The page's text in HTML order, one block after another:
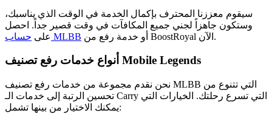
سيقوم معززنا المحترف بإكمال الخدمة في الوقت الذي يناسبك،
وستكون جاهزاً لجني جميع المكافآت في وقت قصير جداً. احصل
على حساب MLBB أو خدمة رفع من BoostRoyal الآن.
أنواع خدمات رفع تصنيف Mobile Legends
نحن نقدم مجموعة من خدمات رفع تصنيف MLBB التي تتنوع من
تحسين الرتبة إلى خدمات الـ Carry التي تسرع رحلتك. الخيارات التي
يمكنك الاختيار من بينها تشمل: